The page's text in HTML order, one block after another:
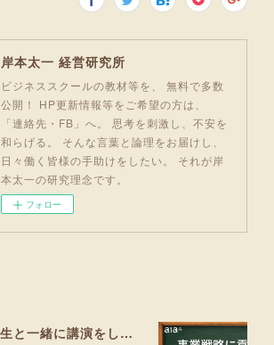
岸本太一 経営研究所
ビジネススクールの教材等を、 無料で多数
公開！ HP更新情報等をご希望の方は、
「連絡先・FB」へ。 思考を刺激し、不安を
和らげる。 そんな言葉と論理をお届けし、
日々働く皆様の手助けをしたい。 それが岸
本太一の研究理念です。
フォロー
来週MOTの修了生と一緒に講演をします！